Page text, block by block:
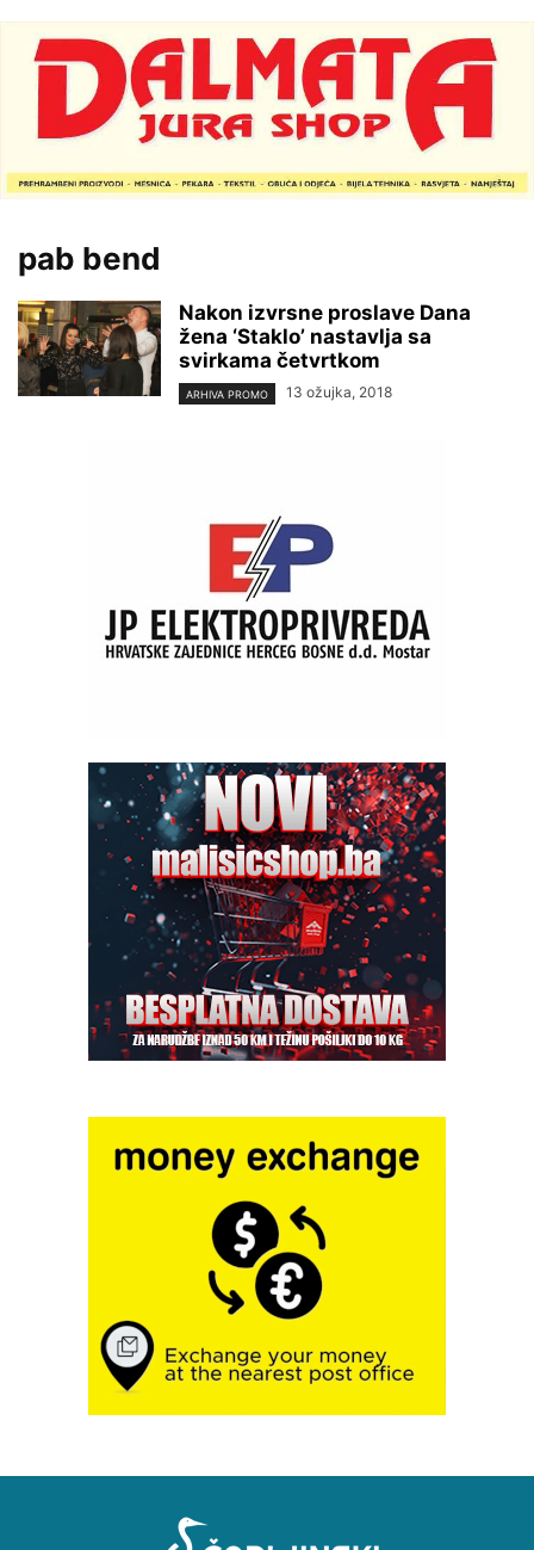
pab bend
Nakon izvrsne proslave Dana
žena ‘Staklo’ nastavlja sa
svirkama četvrtkom
ARHIVA PROMO 13 ožujka, 2018